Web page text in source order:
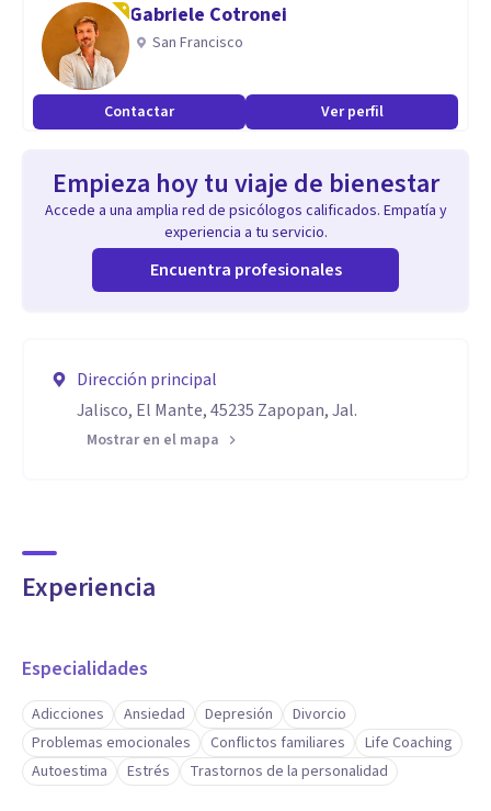
Gabriele Cotronei
San Francisco
Contactar Ver perfil
Empieza hoy tu viaje de bienestar
Accede a una amplia red de psicólogos calificados. Empatía y
experiencia a tu servicio.
Encuentra profesionales
Dirección principal
Jalisco, El Mante, 45235 Zapopan, Jal.
Mostrar en el mapa
Experiencia
Especialidades
Adicciones Ansiedad Depresión
Divorcio
Problemas emocionales
Conflictos familiares
Life Coaching
Autoestima
Estrés Trastornos de la personalidad